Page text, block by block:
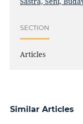
SECTION
Articles
Similar Articles